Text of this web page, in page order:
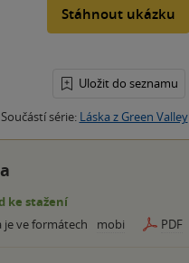
Stáhnout ukázku
Uložit do seznamu
Součástí série: Láska z Green Valley
ke stažení
je ve formátech
mobi PDF